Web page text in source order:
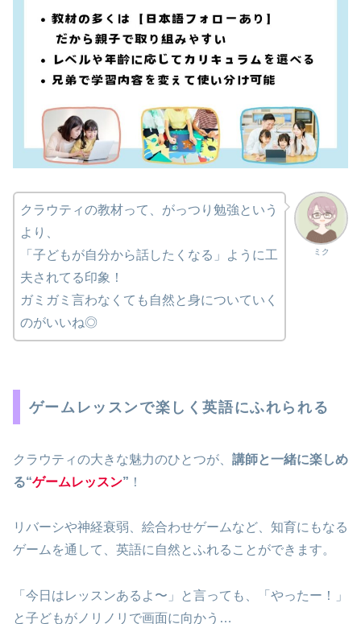
ミク
クラウティの教材って、がっつり勉強という
より、
「子どもが自分から話したくなる」ように工
夫されてる印象！
ガミガミ言わなくても自然と身についていく
のがいいね◎
ゲームレッスンで楽しく英語にふれられる
クラウティの大きな魅力のひとつが、 講師と一緒に楽しめ
る“ゲームレッスン” ！
リバーシや神経衰弱、絵合わせゲームなど、知育にもなる
ゲームを通して、英語に自然とふれることができます。
「今日はレッスンあるよ〜」と言っても、「やったー！」
と子どもがノリノリで画面に向かう…